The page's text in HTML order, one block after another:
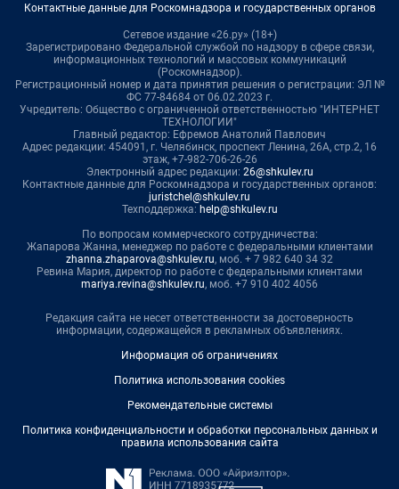
Контактные данные для Роскомнадзора и государственных органов
Сетевое издание «26.ру» (18+)
Зарегистрировано Федеральной службой по надзору в сфере связи,
информационных технологий и массовых коммуникаций
(Роскомнадзор).
Регистрационный номер и дата принятия решения о регистрации: ЭЛ №
ФС 77-84684 от 06.02.2023 г.
Учредитель: Общество с ограниченной ответственностью "ИНТЕРНЕТ
ТЕХНОЛОГИИ"
Главный редактор: Ефремов Анатолий Павлович
Адрес редакции: 454091, г. Челябинск, проспект Ленина, 26А, стр.2, 16
этаж, +7-982-706-26-26
Электронный адрес редакции: 26@shkulev.ru
Контактные данные для Роскомнадзора и государственных органов:
juristchel@shkulev.ru
Техподдержка: help@shkulev.ru
По вопросам коммерческого сотрудничества:
Жапарова Жанна, менеджер по работе с федеральными клиентами
zhanna.zhaparova@shkulev.ru, моб. + 7 982 640 34 32
Ревина Мария, директор по работе с федеральными клиентами
mariya.revina@shkulev.ru, моб. +7 910 402 4056
Редакция сайта не несет ответственности за достоверность
информации, содержащейся в рекламных объявлениях.
Информация об ограничениях
Политика использования cookies
Рекомендательные системы
Политика конфиденциальности и обработки персональных данных и
правила использования сайта